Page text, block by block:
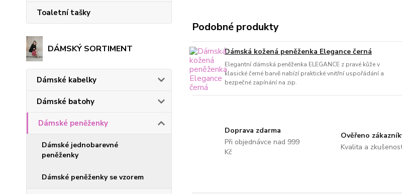
Toaletní tašky
DÁMSKÝ SORTIMENT
Dámské kabelky
Dámské batohy
Dámské peněženky
Dámské jednobarevné
peněženky
Dámské peněženky se vzorem
Podobné produkty
Dámská kožená peněženka Elegance černá
Elegantní dámská peněženka ELEGANCE z pravé kůže v
klasické černé barvě nabízí praktické vnitřní uspořádání a
bezpečné zapínání na zip.
Doprava zdarma
Při objednávce nad 999
Kč
Ověřeno
Kvalita a